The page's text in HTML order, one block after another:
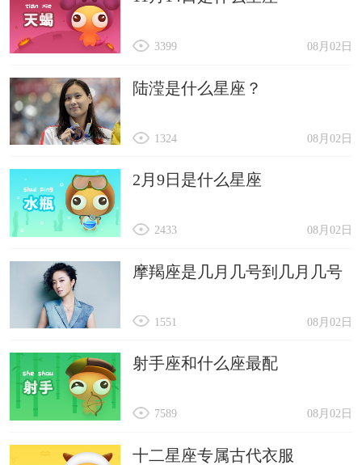
08月02日
3399
陆滢是什么星座？
08月02日
1324
2月9日是什么星座
08月02日
2433
摩羯座是几月几号到几月几号
08月02日
1551
射手座和什么座最配
08月02日
7589
十二星座专属古代衣服